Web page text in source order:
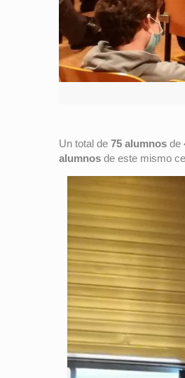
Un total de 75 alumnos de
alumnos de este mismo